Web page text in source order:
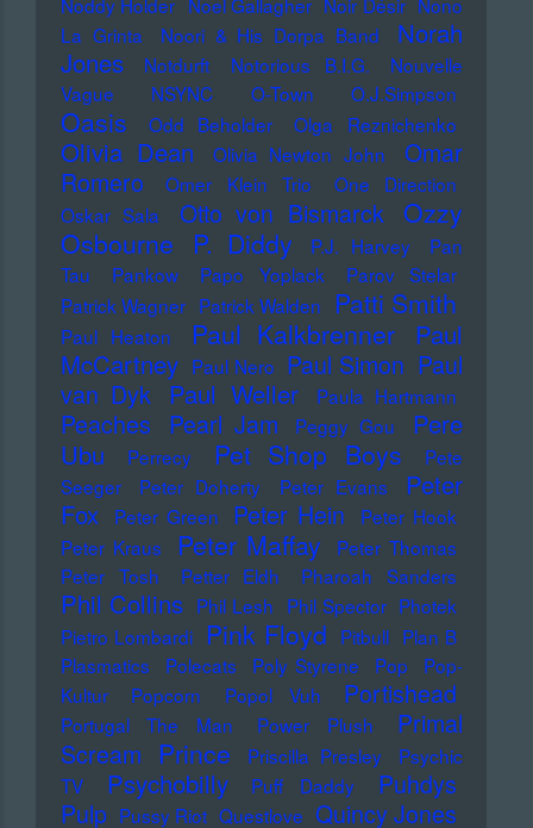
Noddy Holder Noel Gallagher Noir Désir Nono
La Grinta
Noori & His Dorpa Band
Norah
Jones
Notdurft Notorious B.I.G.
Nouvelle
Vague
NSYNC O-Town O.J.Simpson
Oasis Odd Beholder Olga Reznichenko
Olivia Dean Olivia Newton John
Omar
Romero
Omer Klein Trio
One Direction
Oskar Sala
Otto von Bismarck Ozzy
Osbourne
P. Diddy P.J. Harvey
Pan
Tau
Pankow Papo Yoplack
Parov Stelar
Patrick Wagner Patrick Walden Patti Smith
Paul Heaton Paul Kalkbrenner
Paul
McCartney Paul Nero Paul Simon Paul
van Dyk Paul Weller Paula Hartmann
Peaches Pearl Jam Peggy Gou
Pere
Ubu
Perrecy Pet Shop Boys
Pete
Seeger
Peter Doherty Peter Evans
Peter
Fox
Peter Green Peter Hein
Peter Hook
Peter Kraus
Peter Maffay
Peter Thomas
Peter Tosh
Petter Eldh Pharoah Sanders
Phil Collins Phil Lesh Phil Spector Photek
Pietro Lombardi
Pink Floyd Pitbull Plan B
Plasmatics
Polecats Poly Styrene Pop
Pop-
Kultur
Popcorn Popol Vuh Portishead
Portugal The Man Power Plush
Primal
Scream
Prince Priscilla Presley
Psychic
TV
Psychobilly Puff Daddy
Puhdys
Pulp Pussy Riot Questlove Quincy Jones